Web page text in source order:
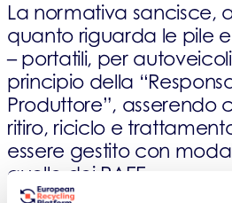
La normativa sancisce,
quanto riguarda le pile
– portatili, per
principio della
Produttore”, asserendo
ritiro, riciclo e
essere gestito con
quello dei RAEE.